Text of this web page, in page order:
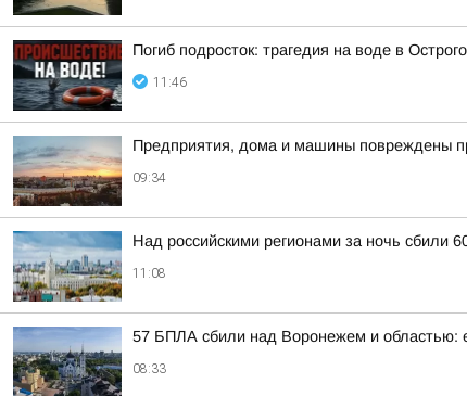
Погиб подросток: трагедия на воде в
11:46
Предприятия, дома и машины повреждены
09:34
Над российскими регионами за ночь сбили
11:08
57 БПЛА сбили над Воронежем и областью:
08:33